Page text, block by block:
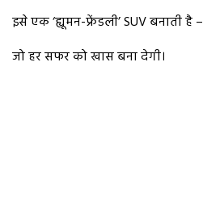
इसे एक ‘ह्यूमन-फ्रेंडली’ SUV बनाती है –
जो हर सफर को खास बना देगी।